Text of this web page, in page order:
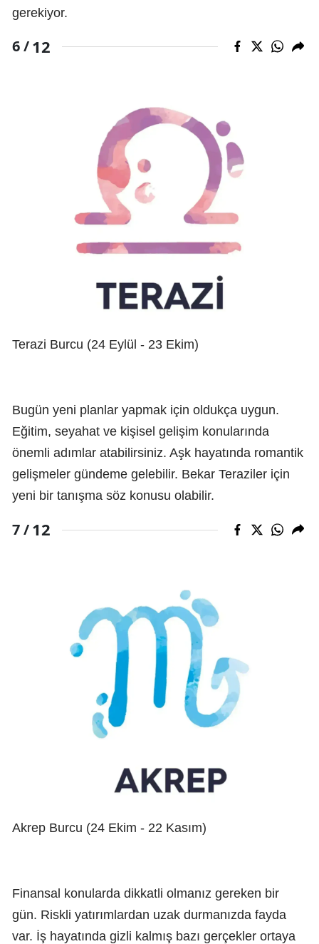
gerekiyor.
6 /12
Terazi Burcu (24 Eylül - 23 Ekim)
Bugün yeni planlar yapmak için oldukça uygun.
Eğitim, seyahat ve kişisel gelişim konularında
önemli adımlar atabilirsiniz. Aşk hayatında romantik
gelişmeler gündeme gelebilir. Bekar Teraziler için
yeni bir tanışma söz konusu olabilir.
7 /12
Akrep Burcu (24 Ekim - 22 Kasım)
Finansal konularda dikkatli olmanız gereken bir
gün. Riskli yatırımlardan uzak durmanızda fayda
var. İş hayatında gizli kalmış bazı gerçekler ortaya